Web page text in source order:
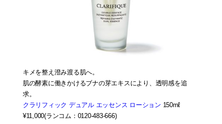
キメを整え澄み渡る肌へ。
肌の酵素に働きかけるブナの芽エキスにより、透明感を追
求。
クラリフィック デュアル エッセンス ローション 150mℓ
¥11,000(ランコム：0120-483-666)